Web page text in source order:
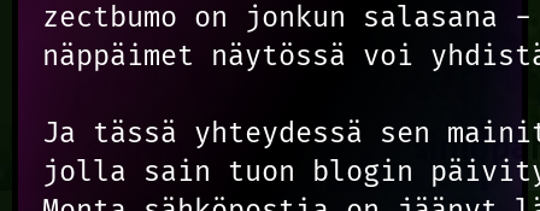
zectbumo on jonkun
näppäimet näytössä voi
Ja tässä yhteydessä sen
jolla sain tuon blogin